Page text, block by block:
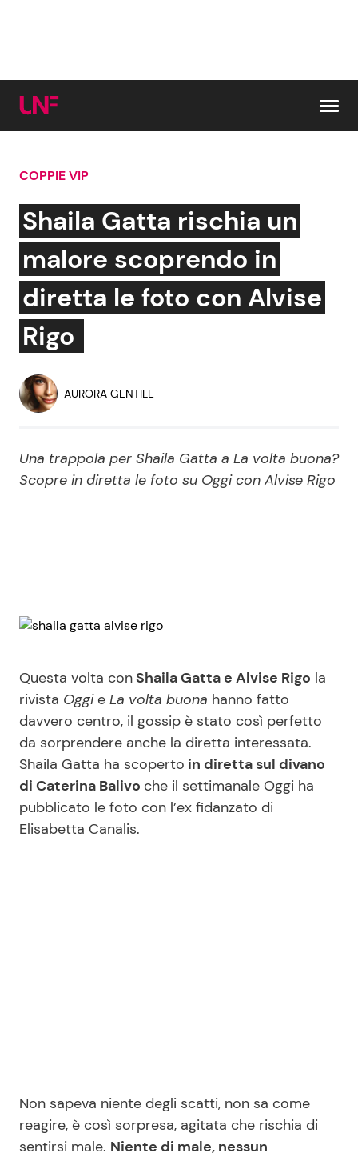
Cerca:
News e Cronaca
Attualità Italiana
Dal Mondo
Economia
Persone Scomparse
Politica
Gossip e TV
Bellezze VIP
Reality e Talent
News Spettacolo
Benessere
Casa
Moda e Style
Cucina e Ricette
Consigli di Cucina
Seguici
COPPIE VIP
Shaila Gatta rischia un
malore scoprendo in
diretta le foto con Alvise
Rigo
AURORA GENTILE
Una trappola per Shaila Gatta a La volta buona?
Scopre in diretta le foto su Oggi con Alvise Rigo
Questa volta conShaila Gatta e Alvise Rigo la
rivista Oggie La volta buona hanno fatto
davvero centro, il gossip è stato così perfetto
da sorprendere anche la diretta interessata.
Shaila Gatta ha scoperto in diretta sul divano
di Caterina Balivo che il settimanale Oggi ha
pubblicato le foto con l’ex fidanzato di
Elisabetta Canalis.
Non sapeva niente degli scatti, non sa come
reagire, è così sorpresa, agitata che rischia di
sentirsi male. Niente di male, nessun